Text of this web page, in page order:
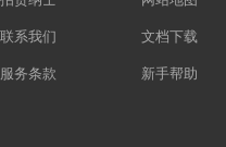
联系我们
服务条款
文档下载
新手帮助